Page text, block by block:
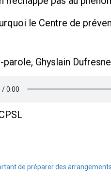
le Centre de
Ghyslain Dufresne
de préparer des